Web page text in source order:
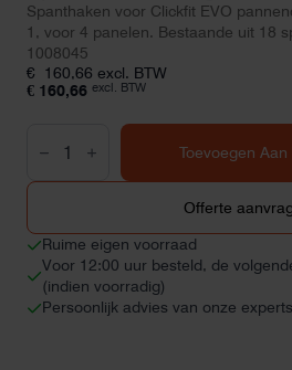
Spanthaken voor Clickfit EVO
1, voor 4 panelen. Bestaande uit 18
1008045
€ 160,66 excl. BTW
€ 160,66 excl. BTW
Spanthaken:
windgebied
(4
Toevoegen
Offerte
Ruime eigen voorraad
Voor 12:00 uur besteld, de
(indien voorradig)
Persoonlijk advies van onze experts